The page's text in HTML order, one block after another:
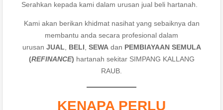
Serahkan kepada kami dalam urusan jual beli hartanah.
Kami akan berikan khidmat nasihat yang sebaiknya dan
membantu anda secara profesional dalam
urusan JUAL BELI SEWAdan PEMBIAYAAN SEMULA
(REFINANCE) hartanah sekitar SIMPANG KALLANG
RAUB.
KENAPA PERLU